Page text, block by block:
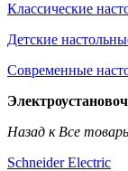
Классические
Детские
Современные
Назад к Все
Schneider Electric